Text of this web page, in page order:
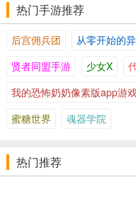
热门手游推荐
后宫佣兵团 从零开始的
贤者同盟手游
少女X
我的恐怖奶奶像素版app游
蜜糖世界
魂器学院
热门推荐